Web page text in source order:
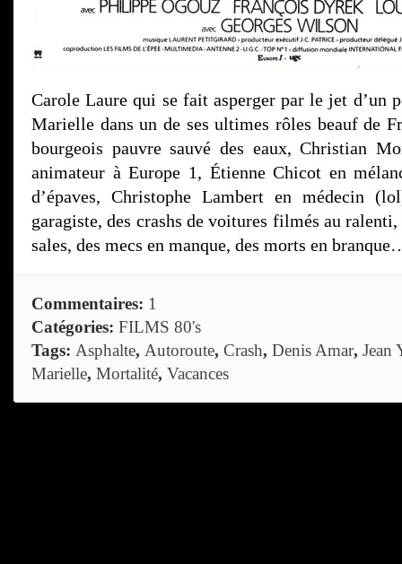
Carole Laure qui se fait asperger par le jet d’un
Marielle dans un de ses ultimes rôles beauf de
bourgeois pauvre sauvé des eaux, Christian
animateur à Europe 1, Étienne Chicot en
d’épaves, Christophe Lambert en médecin
garagiste, des crashs de voitures filmés au
sales, des mecs en manque, des morts en
Commentaires: 1
Catégories: FILMS 80's
Tags: Asphalte, Autoroute, Crash, Denis Amar, Jean
Marielle, Mortalité, Vacances